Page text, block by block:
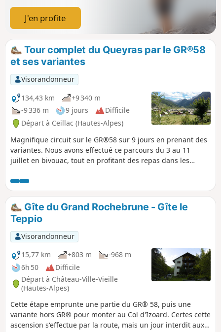
J'en profite
Tour complet du Queyras par le GR®58
et ses variantes
Visorandonneur
134,43 km
+9 340 m
-9 336 m
9 jours
Difficile
Départ à Ceillac (Hautes-Alpes)
Magnifique circuit sur le GR®58 sur 9 jours en prenant des
variantes. Nous avons effectué ce parcours du 3 au 11
juillet en bivouac, tout en profitant des repas dans les
de trouver des névés, la flore était en effervescence,
rendant ce parcours encore plus magnifique. Circuit difficile
avec certes des distances kilométriques raisonnables mais
avec des dénivelés importants : près de 10000 m de d+ sur
140 km.
Gîte du Grand Rochebrune - Gîte le
Teppio
Visorandonneur
15,77 km
+803 m
-968 m
6h 50
Difficile
Départ à Château-Ville-Vieille
(Hautes-Alpes)
Cette étape emprunte une partie du GR® 58, puis une
variante hors GR® pour monter au Col d'Izoard. Certes cette
ascension s'effectue par la route, mais un jour interdit aux